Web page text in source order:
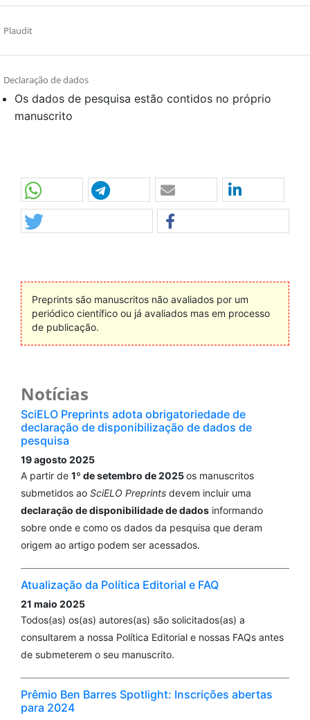
Plaudit
Declaração de dados
Os dados de pesquisa estão contidos no próprio
manuscrito
Preprints são manuscritos não avaliados por um
periódico científico ou já avaliados mas em processo
de publicação.
Notícias
SciELO Preprints adota obrigatoriedade de
declaração de disponibilização de dados de
pesquisa
19 agosto 2025
A partir de 1º de setembro de 2025os manuscritos
submetidos ao SciELO Preprints devem incluir uma
declaração de disponibilidade de dados informando
sobre onde e como os dados da pesquisa que deram
origem ao artigo podem ser acessados.
Atualização da Política Editorial e FAQ
21 maio 2025
Todos(as) os(as) autores(as) são solicitados(as) a
consultarem a nossa Política Editorial e nossas FAQs antes
de submeterem o seu manuscrito.
Prêmio Ben Barres Spotlight: Inscrições abertas
para 2024